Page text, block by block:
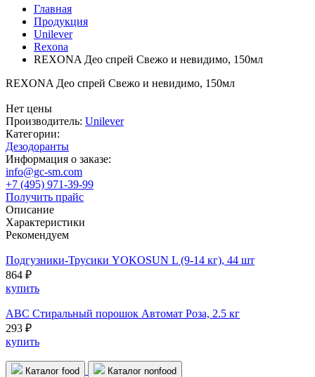
Главная
Продукция
Unilever
Rexona
REXONA Део спрей Свежо и невидимо, 150мл
REXONA Део спрей Свежо и невидимо, 150мл
Нет цены
Производитель: Unilever
Категории:
Дезодоранты
Информация о заказе:
info@gc-sm.com
+7 (495) 971-39-99
Получить прайс
Описание
Характеристики
Рекомендуем
Подгузники-Трусики YOKOSUN L (9-14 кг), 44 шт
864 ₽
купить
ABC Стиральный порошок Автомат Роза, 2.5 кг
293 ₽
купить
Каталог food Каталог nonfood